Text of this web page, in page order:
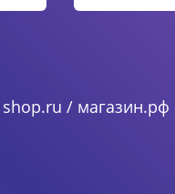
/ магазин.рф